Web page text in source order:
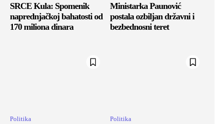
SRCE Kula: Spomenik
naprednjačkoj bahatosti od
170 miliona dinara
Ministarka Paunović
postala ozbiljan državni i
bezbednosni teret
Politika Politika